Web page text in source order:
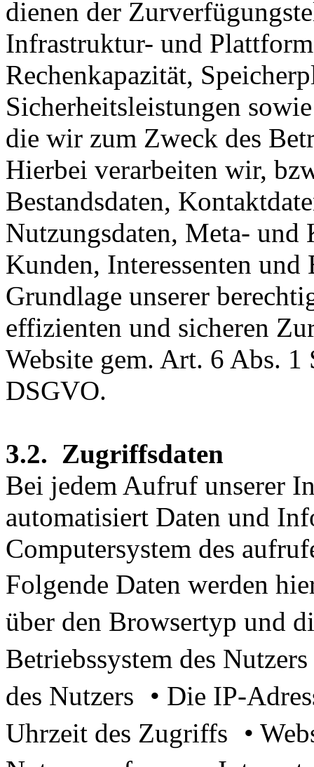
dienen der
Infrastruktur- und
Rechenkapazität,
Sicherheitsleistungen
die wir zum Zweck des
Hierbei verarbeiten wir,
Bestandsdaten,
Nutzungsdaten, Meta-
Kunden, Interessenten und
Grundlage unserer
effizienten und sicheren
Website gem. Art. 6 Abs.
DSGVO.
3.2. Zugriffsdaten
Bei jedem Aufruf unserer
automatisiert Daten und
Computersystem des
Folgende Daten werden
über den Browsertyp und
Betriebssystem des
des Nutzers • Die IP-
Uhrzeit des Zugriffs •